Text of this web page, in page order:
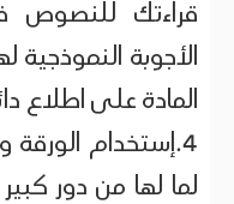
قراءتك
الأجوبة
المادة على اطلاع
4.إستخدام
لما لها من دور